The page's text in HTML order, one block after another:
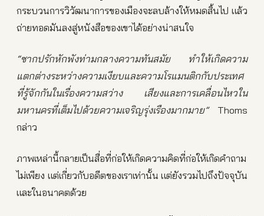
กระบวนการวิวัฒนาการของเมืองจะลบล้างให้หมดสิ้นไป แล้ว
ถ่ายทอดมันลงสู่หนังสือของเขาได้อย่างน่าสนใจ
“ซากปรักหักพังท่ามกลางความทันสมัย ทำให้เกิดความ
แตกต่างระหว่างความเงียบและความโรแมนติกกับประเทศ
ที่รู้จักกันในเรื่องความสว่าง เสียงและการเคลื่อนไหวใน
มหานครที่เต็มไปด้วยความเจริญรุ่งเรืองมากมาย”Thoms
กล่าว
ภาพเหล่านี้กลายเป็นสื่อที่ก่อให้เกิดความคิดที่ก่อให้เกิดคำถาม
ไม่เพียง แต่เกี่ยวกับอดีตของเราเท่านั้น แต่ยังรวมไปถึงปัจจุบัน
และในอนาคตด้วย